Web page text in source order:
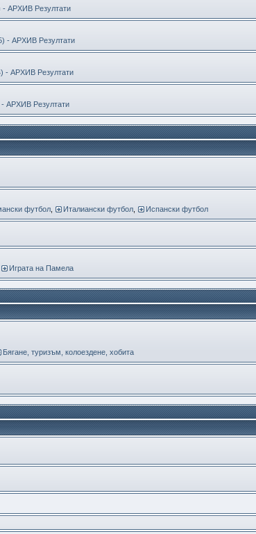
АРХИВ Резултати
- АРХИВ Резултати
- АРХИВ Резултати
- АРХИВ Резултати
футбол Италиански футбол Испански футбол
Играта на Памела
Бягане, туризъм, колоездене, хобита